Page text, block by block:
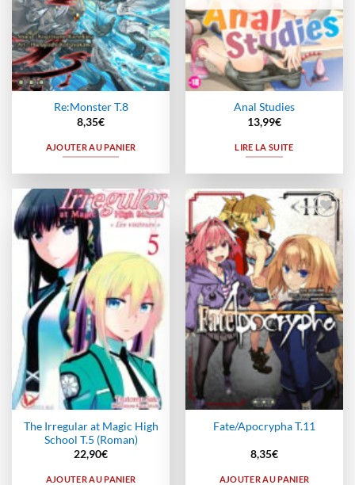
Re:Monster T.8
8,35€
AJOUTER AU PANIER
Anal Studies
13,99€
LIRE LA SUITE
Ajouter
à la
wishlist
The Irregular at Magic High
School T.5 (Roman)
22,90€
AJOUTER AU PANIER
Ajouter
à la
wishlist
Fate/Apocrypha T.11
8,35€
AJOUTER AU PANIER